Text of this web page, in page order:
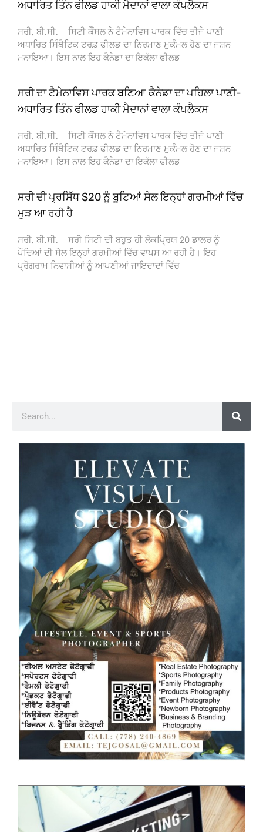
ਅਧਾਰਿਤ ਤਿੰਨ ਫੀਲਡ ਹਾਕੀ ਮੈਦਾਨਾਂ ਵਾਲਾ ਕੰਪਲੈਕਸ
ਸਰੀ, ਬੀ.ਸੀ. – ਸਿਟੀ ਕੌਂਸਲ ਨੇ ਟੈਮੇਨਾਵਿਸ ਪਾਰਕ ਵਿੱਚ ਤੀਜੇ ਪਾਣੀ-
ਅਧਾਰਿਤ ਸਿੰਥੈਟਿਕ ਟਰਫ਼ ਫੀਲਡ ਦਾ ਨਿਰਮਾਣ ਮੁਕੰਮਲ ਹੋਣ ਦਾ ਜਸ਼ਨ
ਮਨਾਇਆ। ਇਸ ਨਾਲ ਇਹ ਕੈਨੇਡਾ ਦਾ ਇਕੱਲਾ ਫੀਲਡ
ਸਰੀ ਦਾ ਟੈਮੇਨਾਵਿਸ ਪਾਰਕ ਬਣਿਆ ਕੈਨੇਡਾ ਦਾ ਪਹਿਲਾ ਪਾਣੀ-
ਅਧਾਰਿਤ ਤਿੰਨ ਫੀਲਡ ਹਾਕੀ ਮੈਦਾਨਾਂ ਵਾਲਾ ਕੰਪਲੈਕਸ
ਸਰੀ, ਬੀ.ਸੀ. – ਸਿਟੀ ਕੌਂਸਲ ਨੇ ਟੈਮੇਨਾਵਿਸ ਪਾਰਕ ਵਿੱਚ ਤੀਜੇ ਪਾਣੀ-
ਅਧਾਰਿਤ ਸਿੰਥੈਟਿਕ ਟਰਫ਼ ਫੀਲਡ ਦਾ ਨਿਰਮਾਣ ਮੁਕੰਮਲ ਹੋਣ ਦਾ ਜਸ਼ਨ
ਮਨਾਇਆ। ਇਸ ਨਾਲ ਇਹ ਕੈਨੇਡਾ ਦਾ ਇਕੱਲਾ ਫੀਲਡ
ਸਰੀ ਦੀ ਪ੍ਰਸਿੱਧ $20 ਨੂੰ ਬੂਟਿਆਂ ਸੇਲ ਇਨ੍ਹਾਂ ਗਰਮੀਆਂ ਵਿੱਚ
ਮੁੜ ਆ ਰਹੀ ਹੈ
ਸਰੀ, ਬੀ.ਸੀ. – ਸਰੀ ਸਿਟੀ ਦੀ ਬਹੁਤ ਹੀ ਲੋਕਪ੍ਰਿਯ 20 ਡਾਲਰ ਨੂੰ
ਪੌਦਿਆਂ ਦੀ ਸੇਲ ਇਨ੍ਹਾਂ ਗਰਮੀਆਂ ਵਿੱਚ ਵਾਪਸ ਆ ਰਹੀ ਹੈ। ਇਹ
ਪ੍ਰੋਗਰਾਮ ਨਿਵਾਸੀਆਂ ਨੂੰ ਆਪਣੀਆਂ ਜਾਇਦਾਦਾਂ ਵਿੱਚ